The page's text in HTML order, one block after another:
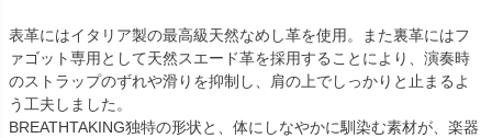
表革にはイタリア製の最高級天然なめし革を使用。また裏革にはフ
ァゴット専用として天然スエード革を採用することにより、演奏時
のストラップのずれや滑りを抑制し、肩の上でしっかりと止まるよ
う工夫しました。
BREATHTAKING独特の形状と、体にしなやかに馴染む素材が、楽器